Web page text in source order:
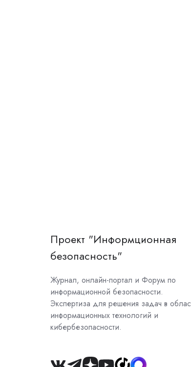
Проект "Информционная
безопасность"
Журнал, онлайн-портал и Форум по
информационной безопасности.
Экспертиза для решения задач в
информационных технологий и
кибербезопасности.